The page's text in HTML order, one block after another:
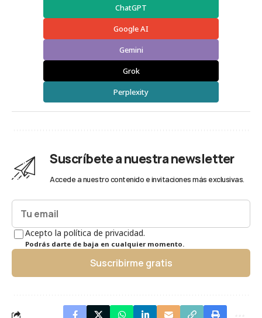
ChatGPT
Google AI
Gemini
Grok
Perplexity
Suscríbete a nuestra newsletter
Accede a nuestro contenido e invitaciones más exclusivas.
Acepto la política de privacidad.
Podrás darte de baja en cualquier momento.
Suscribirme gratis